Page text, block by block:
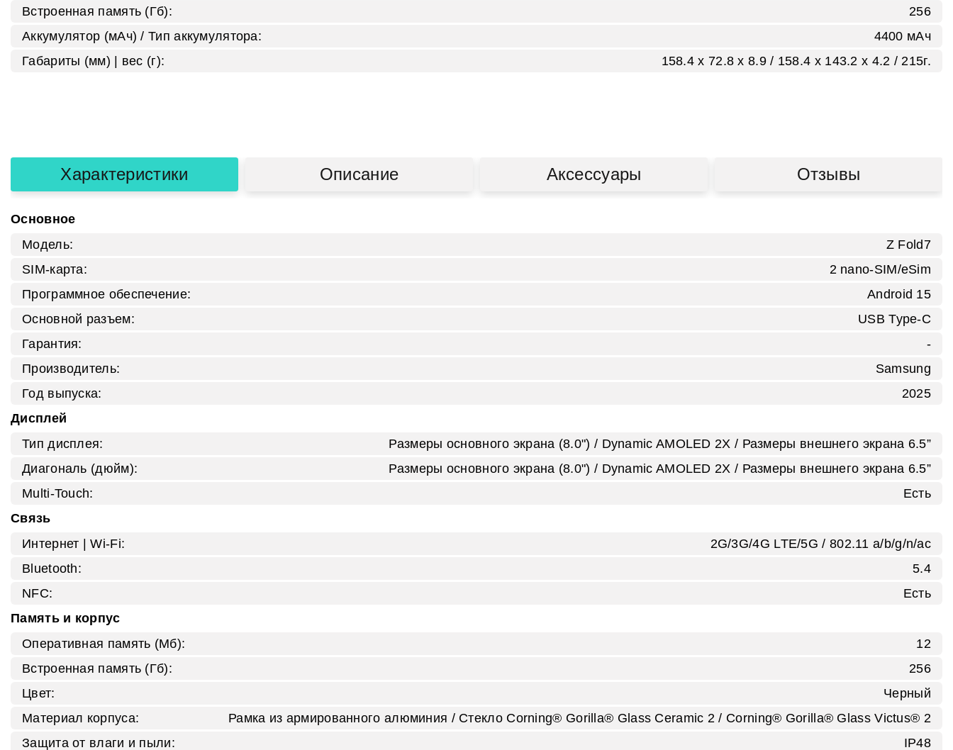
Встроенная память (Гб):
256
Аккумулятор (мАч) / Тип аккумулятора:
4400 мАч
Габариты (мм) | вес (г):
158.4 x 72.8 x 8.9 / 158.4 x 143.2 x 4.2 / 215г.
Характеристики Описание Аксессуары Отзывы
Основное
Модель:
Z Fold7
SIM-карта:
2 nano-SIM/eSim
Программное обеспечение:
Android 15
Основной разъем:
USB Type-C
Гарантия:
-
Производитель:
Samsung
Год выпуска:
2025
Дисплей
Тип дисплея:
Размеры основного экрана (8.0") / Dynamic AMOLED 2X / Размеры внешнего экрана 6.5”
Диагональ (дюйм):
Размеры основного экрана (8.0") / Dynamic AMOLED 2X / Размеры внешнего экрана 6.5”
Multi-Touch:
Есть
Связь
Интернет | Wi‑Fi:
2G/3G/4G LTE/5G / 802.11 a/b/g/n/ac
Bluetooth:
5.4
NFC:
Есть
Память и корпус
Оперативная память (Мб):
12
Встроенная память (Гб):
256
Цвет:
Черный
Материал корпуса:
Рамка из армированного алюминия / Стекло Corning® Gorilla® Glass Ceramic 2 / Corning® Gorilla® Glass Victus® 2
Защита от влаги и пыли:
IP48